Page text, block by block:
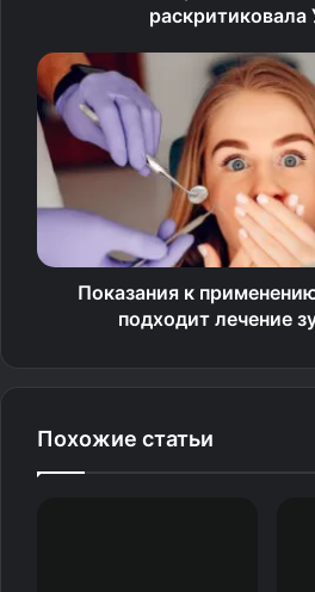
раскритиковала
Показания к
подходит лечение
Похожие статьи